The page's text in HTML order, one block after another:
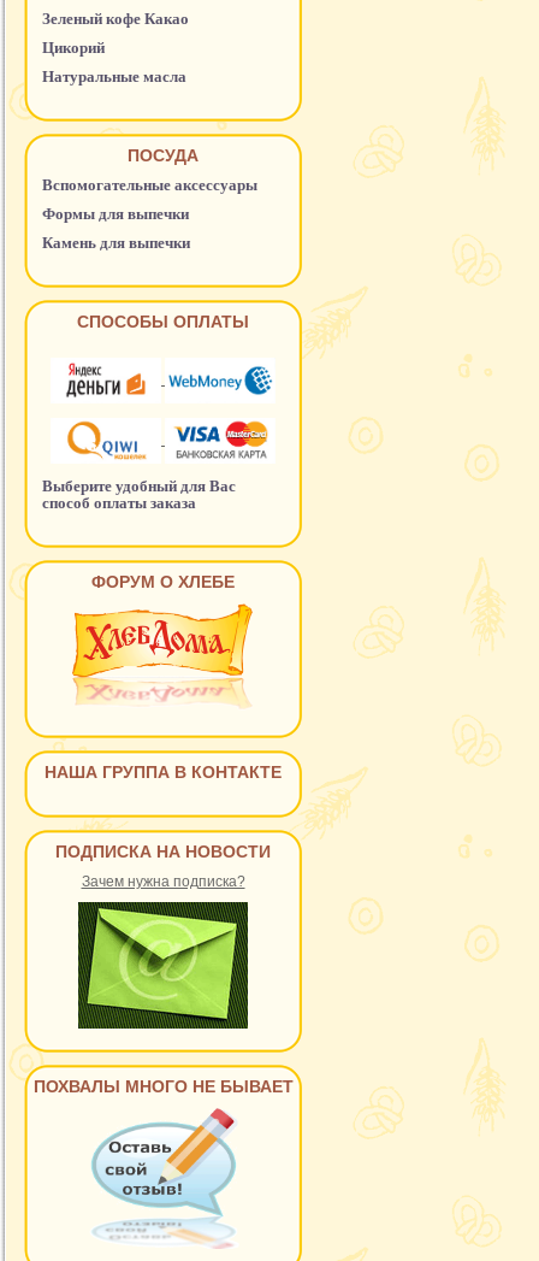
Зеленый кофе Какао
Цикорий
Натуральные масла
ПОСУДА
Вспомогательные аксессуары
Формы для выпечки
Камень для выпечки
СПОСОБЫ ОПЛАТЫ
Выберите удобный для Вас
способ оплаты заказа
ФОРУМ О ХЛЕБЕ
НАША ГРУППА В КОНТАКТЕ
ПОДПИСКА НА НОВОСТИ
Зачем нужна подписка?
ПОХВАЛЫ МНОГО НЕ БЫВАЕТ